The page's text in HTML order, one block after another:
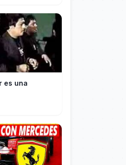
es una